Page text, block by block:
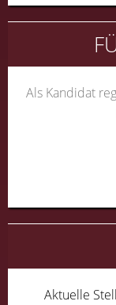
Als Kandidat
Aktuelle